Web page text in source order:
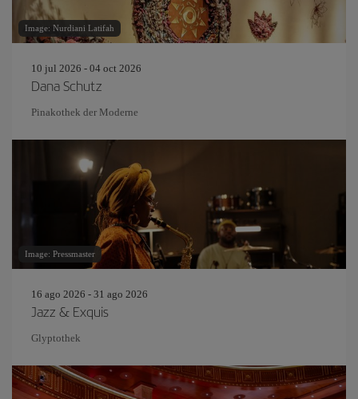
Image: Nurdiani Latifah
10 jul 2026 - 04 oct 2026
Dana Schutz
Pinakothek der Moderne
Image: Pressmaster
16 ago 2026 - 31 ago 2026
Jazz & Exquis
Glyptothek